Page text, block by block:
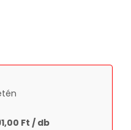
Ft / db